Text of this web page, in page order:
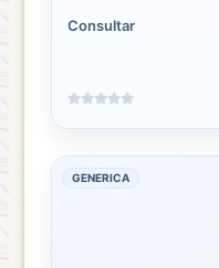
Consultar
GENERICA